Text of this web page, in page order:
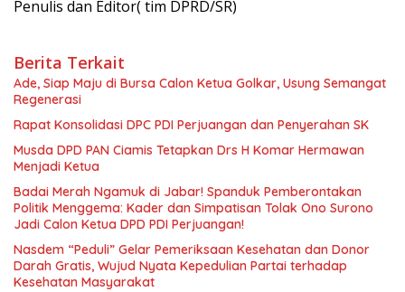
Penulis dan Editor( tim DPRD/SR)
Berita Terkait
Ade, Siap Maju di Bursa Calon Ketua Golkar, Usung Semangat
Regenerasi
Musda DPD PAN Ciamis Tetapkan Drs H Komar Hermawan
Menjadi Ketua
Badai Merah Ngamuk di Jabar! Spanduk Pemberontakan
Politik Menggema: Kader dan Simpatisan Tolak Ono Surono
Jadi Calon Ketua DPD PDI Perjuangan!
Nasdem “Peduli” Gelar Pemeriksaan Kesehatan dan Donor
Darah Gratis, Wujud Nyata Kepedulian Partai terhadap
Kesehatan Masyarakat